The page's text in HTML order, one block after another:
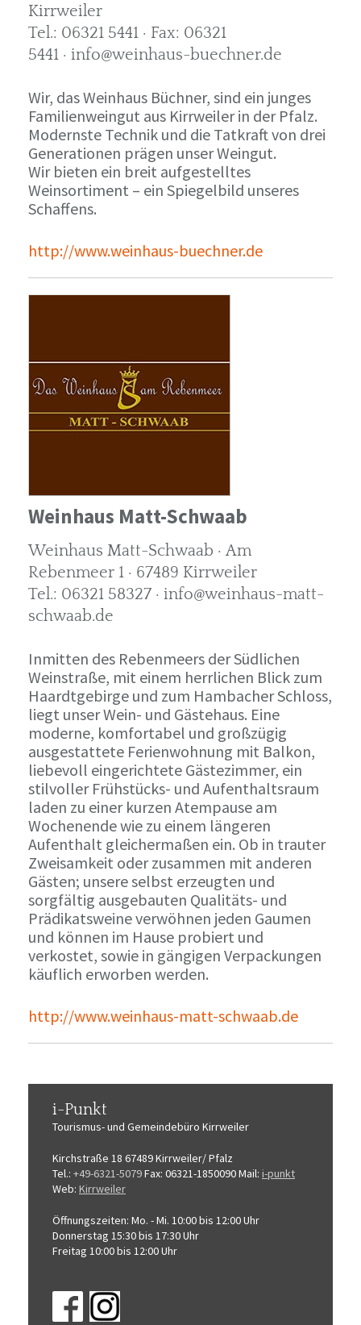
Kirrweiler
Tel.: 06321 5441 · Fax: 06321
5441 · info@weinhaus-buechner.de
Wir, das Weinhaus Büchner, sind ein junges
Familienweingut aus Kirrweiler in der Pfalz.
Modernste Technik und die Tatkraft von drei
Generationen prägen unser Weingut.
Wir bieten ein breit aufgestelltes
Weinsortiment – ein Spiegelbild unseres
Schaffens.
http://www.weinhaus-buechner.de
Weinhaus Matt-Schwaab
Weinhaus Matt-Schwaab · Am
Rebenmeer 1 · 67489 Kirrweiler
Tel.: 06321 58327 · info@weinhaus-matt-
schwaab.de
Inmitten des Rebenmeers der Südlichen
Weinstraße, mit einem herrlichen Blick zum
Haardtgebirge und zum Hambacher Schloss,
liegt unser Wein- und Gästehaus. Eine
moderne, komfortabel und großzügig
ausgestattete Ferienwohnung mit Balkon,
liebevoll eingerichtete Gästezimmer, ein
stilvoller Frühstücks- und Aufenthaltsraum
laden zu einer kurzen Atempause am
Wochenende wie zu einem längeren
Aufenthalt gleichermaßen ein. Ob in trauter
Zweisamkeit oder zusammen mit anderen
Gästen; unsere selbst erzeugten und
sorgfältig ausgebauten Qualitäts- und
Prädikatsweine verwöhnen jeden Gaumen
und können im Hause probiert und
verkostet, sowie in gängigen Verpackungen
käuflich erworben werden.
http://www.weinhaus-matt-schwaab.de
i-Punkt
Tourismus-und Gemeindebüro Kirrweiler
Kirchstraße 18 67489 Kirrweiler/ Pfalz
Tel.: +49-6321-5079Fax: 06321-1850090Mail: i-punkt
Web: Kirrweiler
Öffnungszeiten: Mo. - Mi. 10:00 bis 12:00 Uhr
Donnerstag 15:30 bis 17:30 Uhr
Freitag 10:00 bis 12:00 Uhr